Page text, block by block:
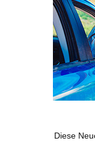
Diese